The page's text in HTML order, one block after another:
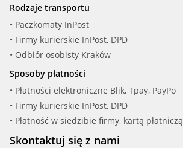
Rodzaje transportu
• Paczkomaty InPost
• Firmy kurierskie InPost, DPD
• Odbiór osobisty Kraków
Sposoby płatności
• Płatności elektroniczne Blik, Tpay, PayPo
• Firmy kurierskie InPost, DPD
• Płatność w siedzibie firmy, kartą płatniczą
Skontaktuj się z nami